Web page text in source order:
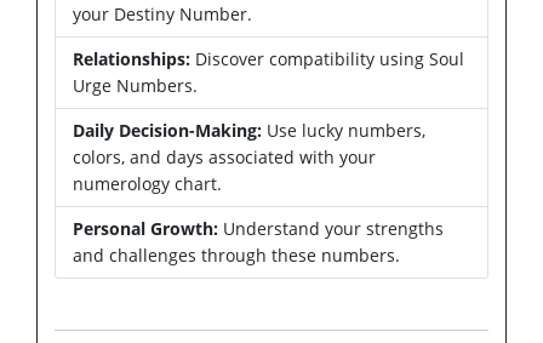
your Destiny Number.
Relationships: Discover compatibility using Soul
Urge Numbers.
Daily Decision-Making: Use lucky numbers,
colors, and days associated with your
numerology chart.
Personal Growth: Understand your strengths
and challenges through these numbers.